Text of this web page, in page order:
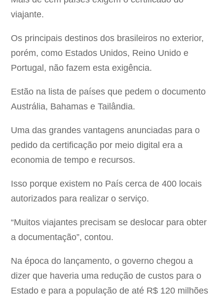
viajante.
Os principais destinos dos brasileiros no exterior,
porém, como Estados Unidos, Reino Unido e
Portugal, não fazem esta exigência.
Estão na lista de países que pedem o documento
Austrália, Bahamas e Tailândia.
Uma das grandes vantagens anunciadas para o
pedido da certificação por meio digital era a
economia de tempo e recursos.
Isso porque existem no País cerca de 400 locais
autorizados para realizar o serviço.
“Muitos viajantes precisam se deslocar para obter
a documentação”, contou.
Na época do lançamento, o governo chegou a
dizer que haveria uma redução de custos para o
Estado e para a população de até R$ 120 milhões